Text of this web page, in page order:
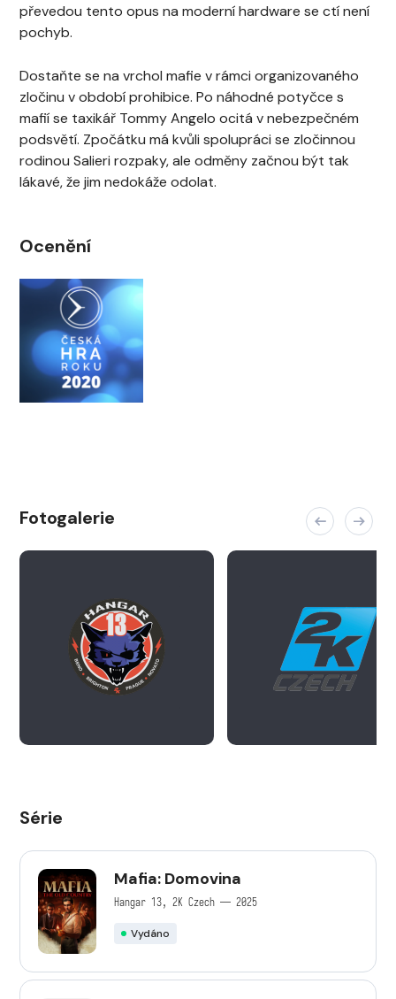
převedou tento opus na moderní hardware se ctí není
pochyb.
Dostaňte se na vrchol mafie v rámci organizovaného
zločinu v období prohibice. Po náhodné potyčce s
mafií se taxikář Tommy Angelo ocitá v nebezpečném
podsvětí. Zpočátku má kvůli spolupráci se zločinnou
rodinou Salieri rozpaky, ale odměny začnou být tak
lákavé, že jim nedokáže odolat.
Ocenění
Fotogalerie
Série
Mafia: Domovina
Hangar 13, 2K Czech — 2025
Vydáno